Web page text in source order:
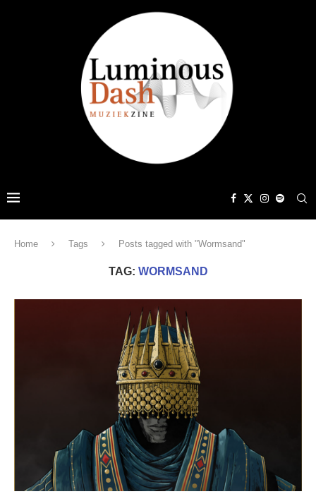
Home Tags Posts tagged with "Wormsand"
TAG: WORMSAND